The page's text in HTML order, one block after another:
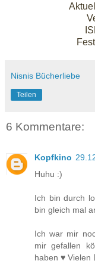
Nisnis Bücherliebe
Teilen
6 Kommentare:
Kopfkino
Huhu :)
Ich bin durch
bin gleich mal
Ich war mir
mir gefallen
haben ♥ Vielen